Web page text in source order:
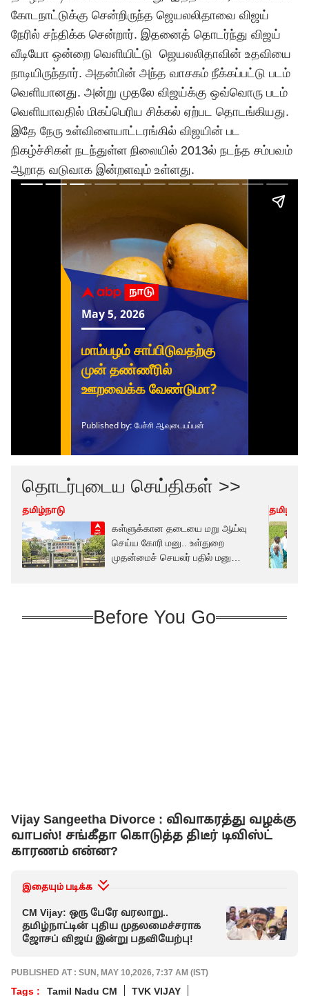
கோடநாட்டுக்கு சென்றிருந்த ஜெயலலிதாவை விஜய்
நேரில் சந்திக்க சென்றார். இதனைத் தொடர்ந்து விஜய்
வீடியோ ஒன்றை வெளியிட்டு ஜெயலலிதாவின் உதவியை
நாடியிருந்தார். அதன்பின் அந்த வாசகம் நீக்கப்பட்டு படம்
வெளியானது. அன்று முதலே விஜய்க்கு ஒவ்வொரு படம்
வெளியாவதில் மிகப்பெரிய சிக்கல் ஏற்பட தொடங்கியது.
இதே நேரு உள்விளையாட்டரங்கில் விஜயின் பட
நிகழ்ச்சிகள் நடந்துள்ள நிலையில் 2013ல் நடந்த சம்பவம்
ஆறாத வடுவாக இன்றளவும் உள்ளது.
தொடர்புடைய செய்திகள் >>
தமிழ்நாடு
கள்ளுக்கான தடையை மறு ஆய்வு
செய்ய கோரி மனு.. உள்துறை
முதன்மைச் செயலர் பதில் மனு
Before You Go
Vijay Sangeetha Divorce : விவாகரத்து வழக்கு
வாபஸ்! சங்கீதா கொடுத்த திடீர் டிவிஸ்ட்
காரணம் என்ன?
இதையும் படிக்க
CM Vijay: ஒரு பேரே வரலாறு..
தமிழ்நாட்டின் புதிய முதலமைச்சராக
ஜோசப் விஜய் இன்று பதவியேற்பு!
PUBLISHED AT : SUN, MAY 10,2026, 7:37 AM (IST)
Tags : Tamil Nadu CM TVK VIJAY